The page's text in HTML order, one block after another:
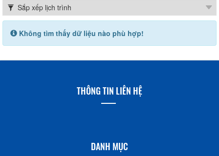
Không tìm thấy dữ liệu nào phù hợp!
THÔNG TIN LIÊN HỆ
DANH MỤC